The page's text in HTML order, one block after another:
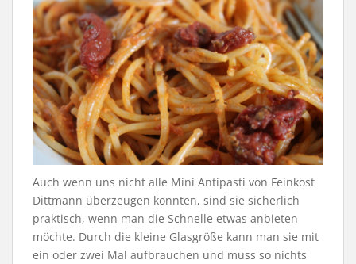
Auch wenn uns nicht alle Mini Antipasti von Feinkost
Dittmann überzeugen konnten, sind sie sicherlich
praktisch, wenn man die Schnelle etwas anbieten
möchte. Durch die kleine Glasgröße kann man sie mit
ein oder zwei Mal aufbrauchen und muss so nichts